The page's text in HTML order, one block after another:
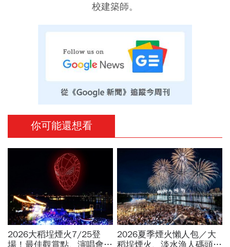
校建築師。
你可能還想看
2026大稻埕煙火7/25登
2026夏季煙火懶人包／大